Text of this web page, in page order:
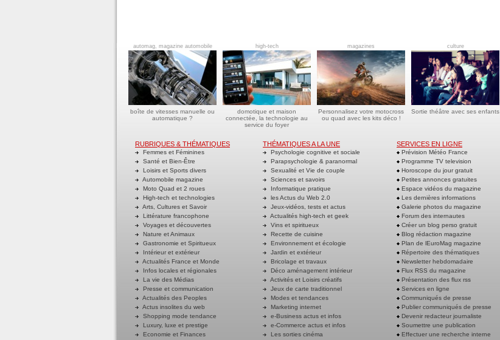
automag, magazine automobile
boîte de vitesses manuelle ou
automatique ?
high-tech
domotique et maison
connectée, la technologie au
service du foyer
magazines
Personnalisez votre motocross
ou quad avec les kits déco !
culture
Sortie théâtre avec ses enfants
RUBRIQUES & THÉMATIQUES
Femmes et Féminines
Santé et Bien-Être
Loisirs et Sports divers
Automobile magazine
Moto Quad et 2 roues
High-tech et technologies
Arts, Cultures et Savoir
Littérature francophone
Voyages et découvertes
Nature et Animaux
Gastronomie et Spiritueux
Intérieur et extérieur
Actualités France et Monde
Infos locales et régionales
La vie des Médias
Presse et communication
Actualités des Peoples
Actus insolites du web
Shopping mode tendance
Luxury, luxe et prestige
Economie et Finances
THÉMATIQUES A LA UNE
Psychologie cognitive et sociale
Parapsychologie & paranormal
Sexualité et Vie de couple
Sciences et savoirs
Informatique pratique
les Actus du Web 2.0
Jeux-vidéos, tests et actus
Actualités high-tech et geek
Vins et spiritueux
Recette de cuisine
Environnement et écologie
Jardin et extérieur
Bricolage et travaux
Déco aménagement intérieur
Activités et Loisirs créatifs
Jeux de carte traditionnel
Modes et tendances
Marketing internet
e-Business actus et infos
e-Commerce actus et infos
Les sorties cinéma
SERVICES EN LIGNE
Prévision Météo France
Programme TV television
Horoscope du jour gratuit
Petites annonces gratuites
Espace vidéos du magazine
Les dernières informations
Galerie photos du magazine
Forum des internautes
Créer un blog perso gratuit
Blog rédaction magazine
Plan de lEuroMag magazine
Répertoire des thématiques
Newsletter hebdomadaire
Flux RSS du magazine
Présentation des flux rss
Services en ligne
Communiqués de presse
Publier communiqués de presse
Devenir redacteur journaliste
Soumettre une publication
Effectuer une recherche interne